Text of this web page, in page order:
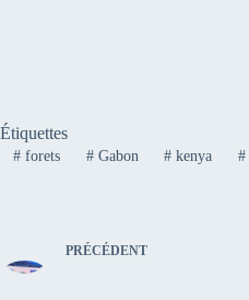
Étiquettes
#forets #Gabon # kenya #
PRÉCÉDENT